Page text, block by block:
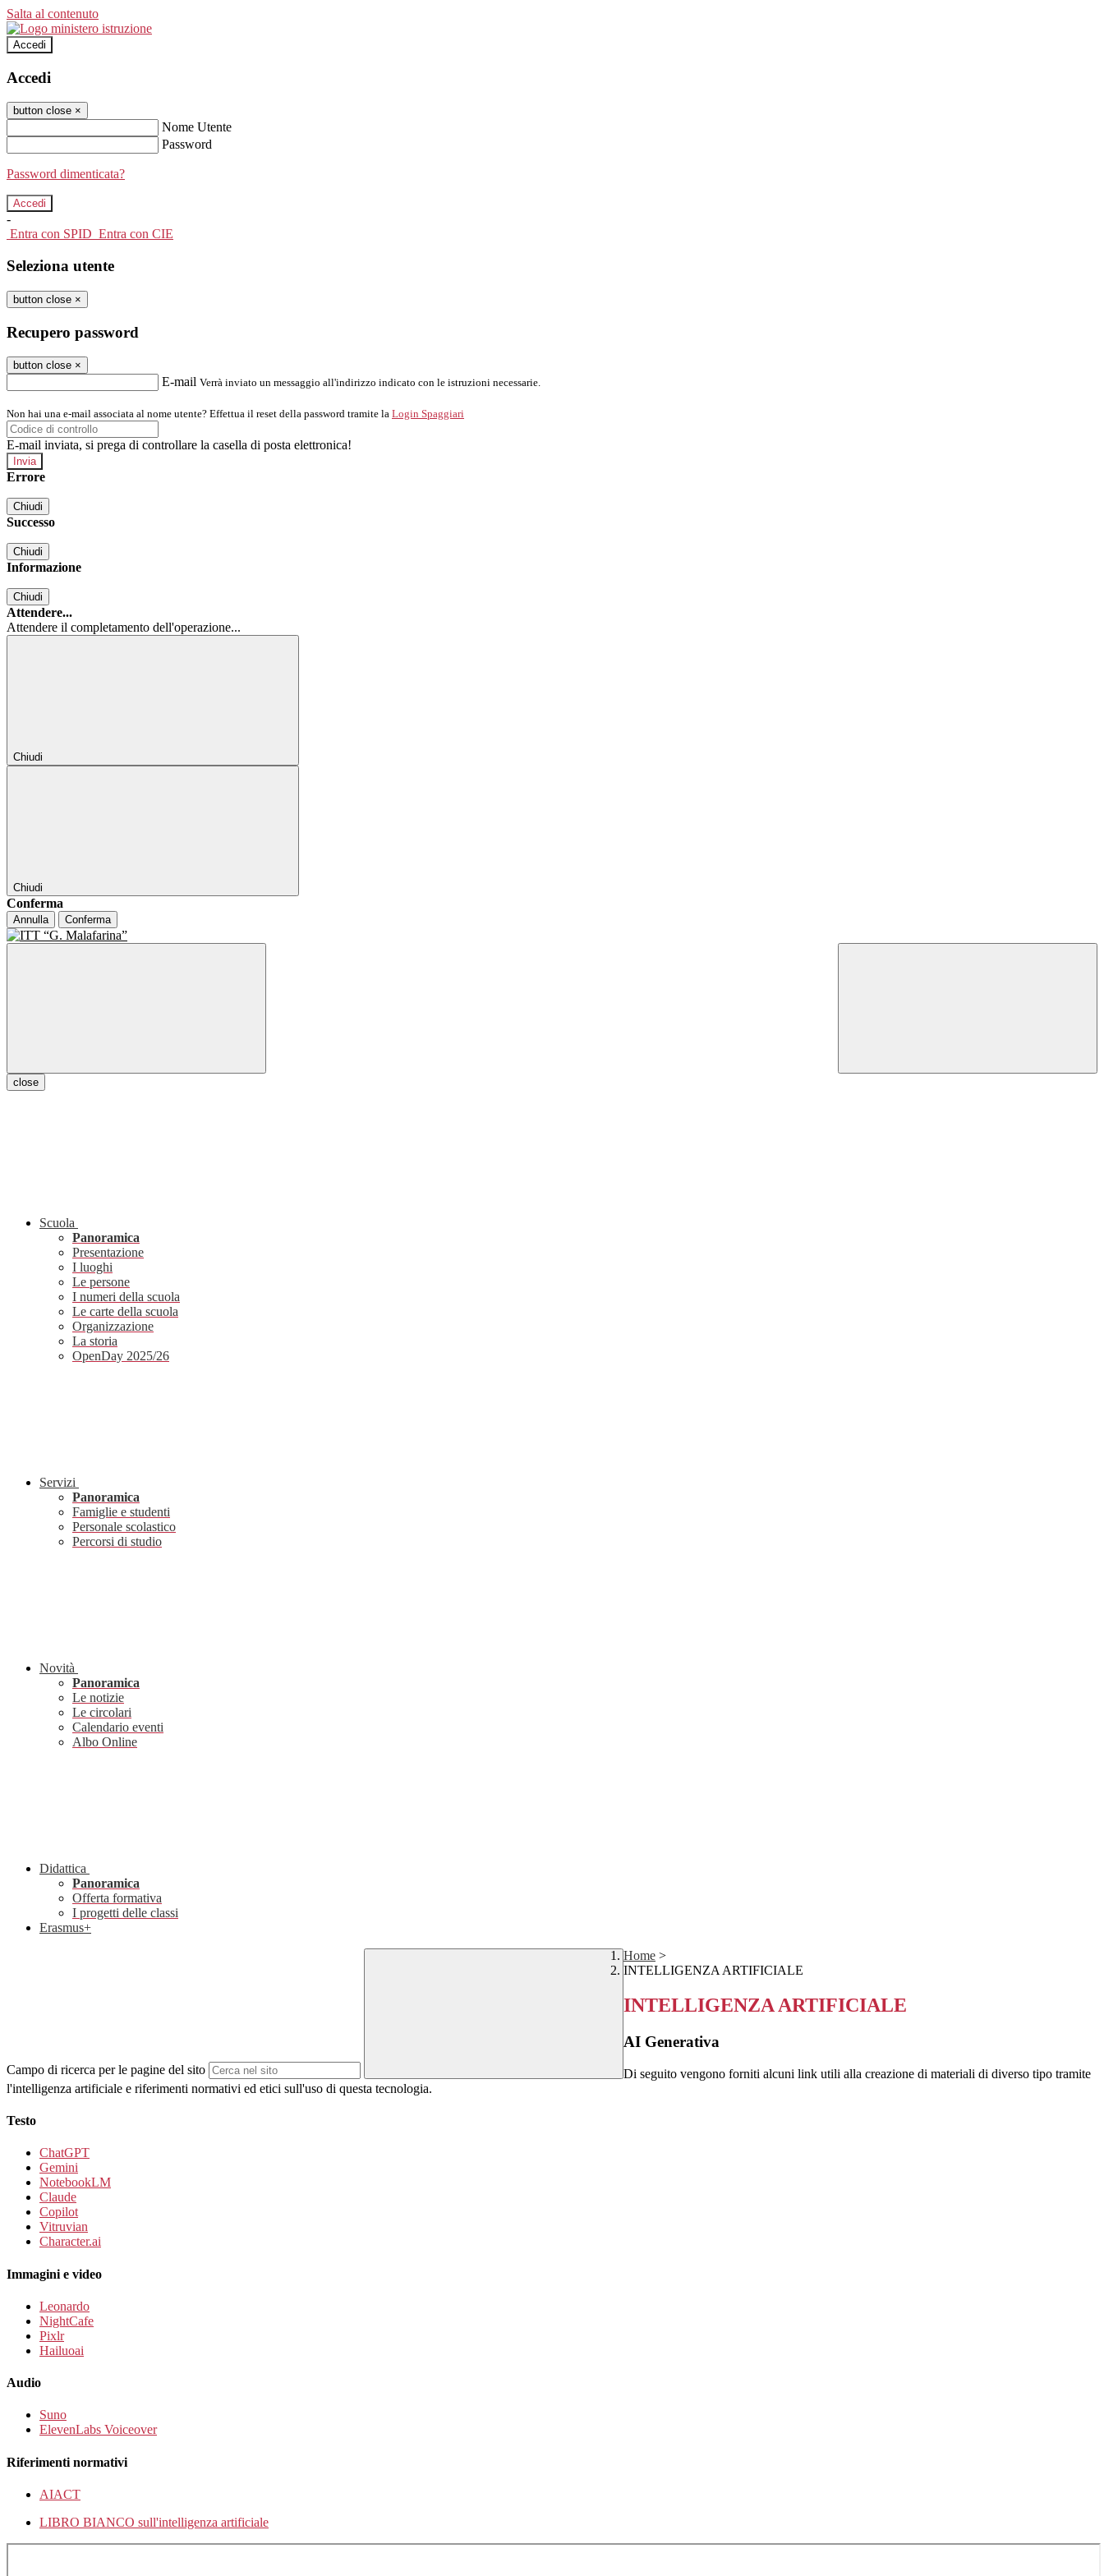
Salta al contenuto
Accedi
Accedi
button close ×
Nome Utente
Password
Password dimenticata?
-
Entra con SPID Entra con CIE
Seleziona utente
button close ×
Recupero password
button close ×
E-mail Verrà inviato un messaggio all'indirizzo indicato con le istruzioni necessarie.
Non hai una e-mail associata al nome utente? Effettua il reset della password tramite la Login Spaggiari
E-mail inviata, si prega di controllare la casella di posta elettronica!
Errore
Chiudi
Successo
Chiudi
Informazione
Chiudi
Attendere...
Attendere il completamento dell'operazione...
Chiudi
Chiudi
Conferma
Annulla Conferma
close
Scuola
Panoramica
Presentazione
I luoghi
Le persone
I numeri della scuola
Le carte della scuola
Organizzazione
La storia
OpenDay 2025/26
Servizi
Panoramica
Famiglie e studenti
Personale scolastico
Percorsi di studio
Novità
Panoramica
Le notizie
Le circolari
Calendario eventi
Albo Online
Didattica
Panoramica
Offerta formativa
I progetti delle classi
Erasmus+
Campo di ricerca per le pagine del sito
Home >
INTELLIGENZA ARTIFICIALE
INTELLIGENZA ARTIFICIALE
AI Generativa
Di seguito vengono forniti alcuni link utili alla creazione di materiali di diverso tipo tramite
l'intelligenza artificiale e riferimenti normativi ed etici sull'uso di questa tecnologia.
Testo
ChatGPT
Gemini
NotebookLM
Claude
Copilot
Vitruvian
Character.ai
Immagini e video
Leonardo
NightCafe
Pixlr
Hailuoai
Audio
Suno
ElevenLabs Voiceover
Riferimenti normativi
AIACT
LIBRO BIANCO sull'intelligenza artificiale